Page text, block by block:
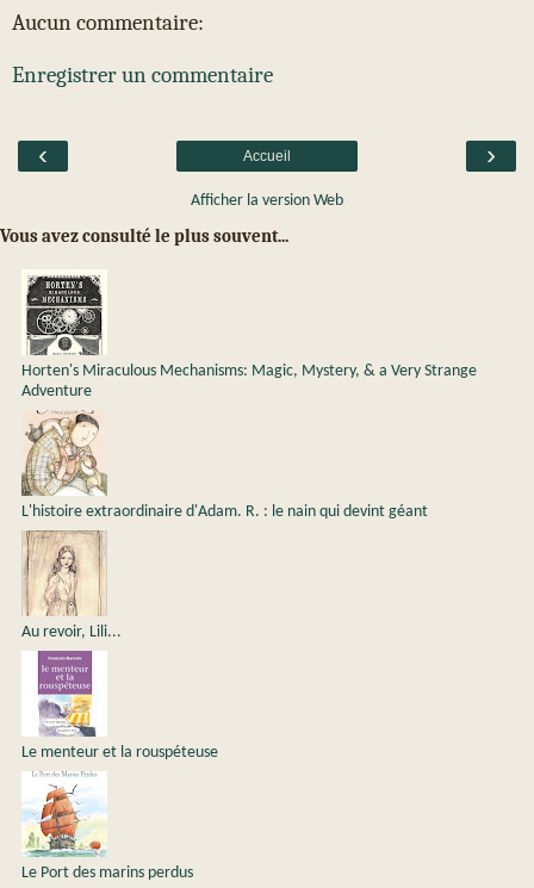
Aucun commentaire:
Enregistrer un commentaire
‹ ›
Accueil
Afficher la version Web
Vous avez consulté le plus souvent...
Horten's Miraculous Mechanisms: Magic, Mystery, & a Very Strange
Adventure
L'histoire extraordinaire d'Adam. R. : le nain qui devint géant
Au revoir, Lili...
Le menteur et la rouspéteuse
Le Port des marins perdus